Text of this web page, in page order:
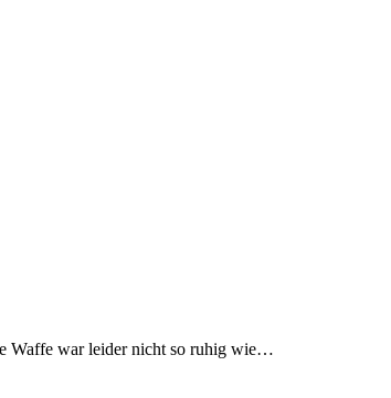
Waffe war leider nicht so ruhig wie…